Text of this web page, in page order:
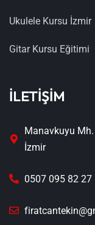
Ukulele Kursu İzmir
Gitar Kursu Eğitimi
İLETİŞİM
Manavkuyu
İzmir
0507 095 82 27